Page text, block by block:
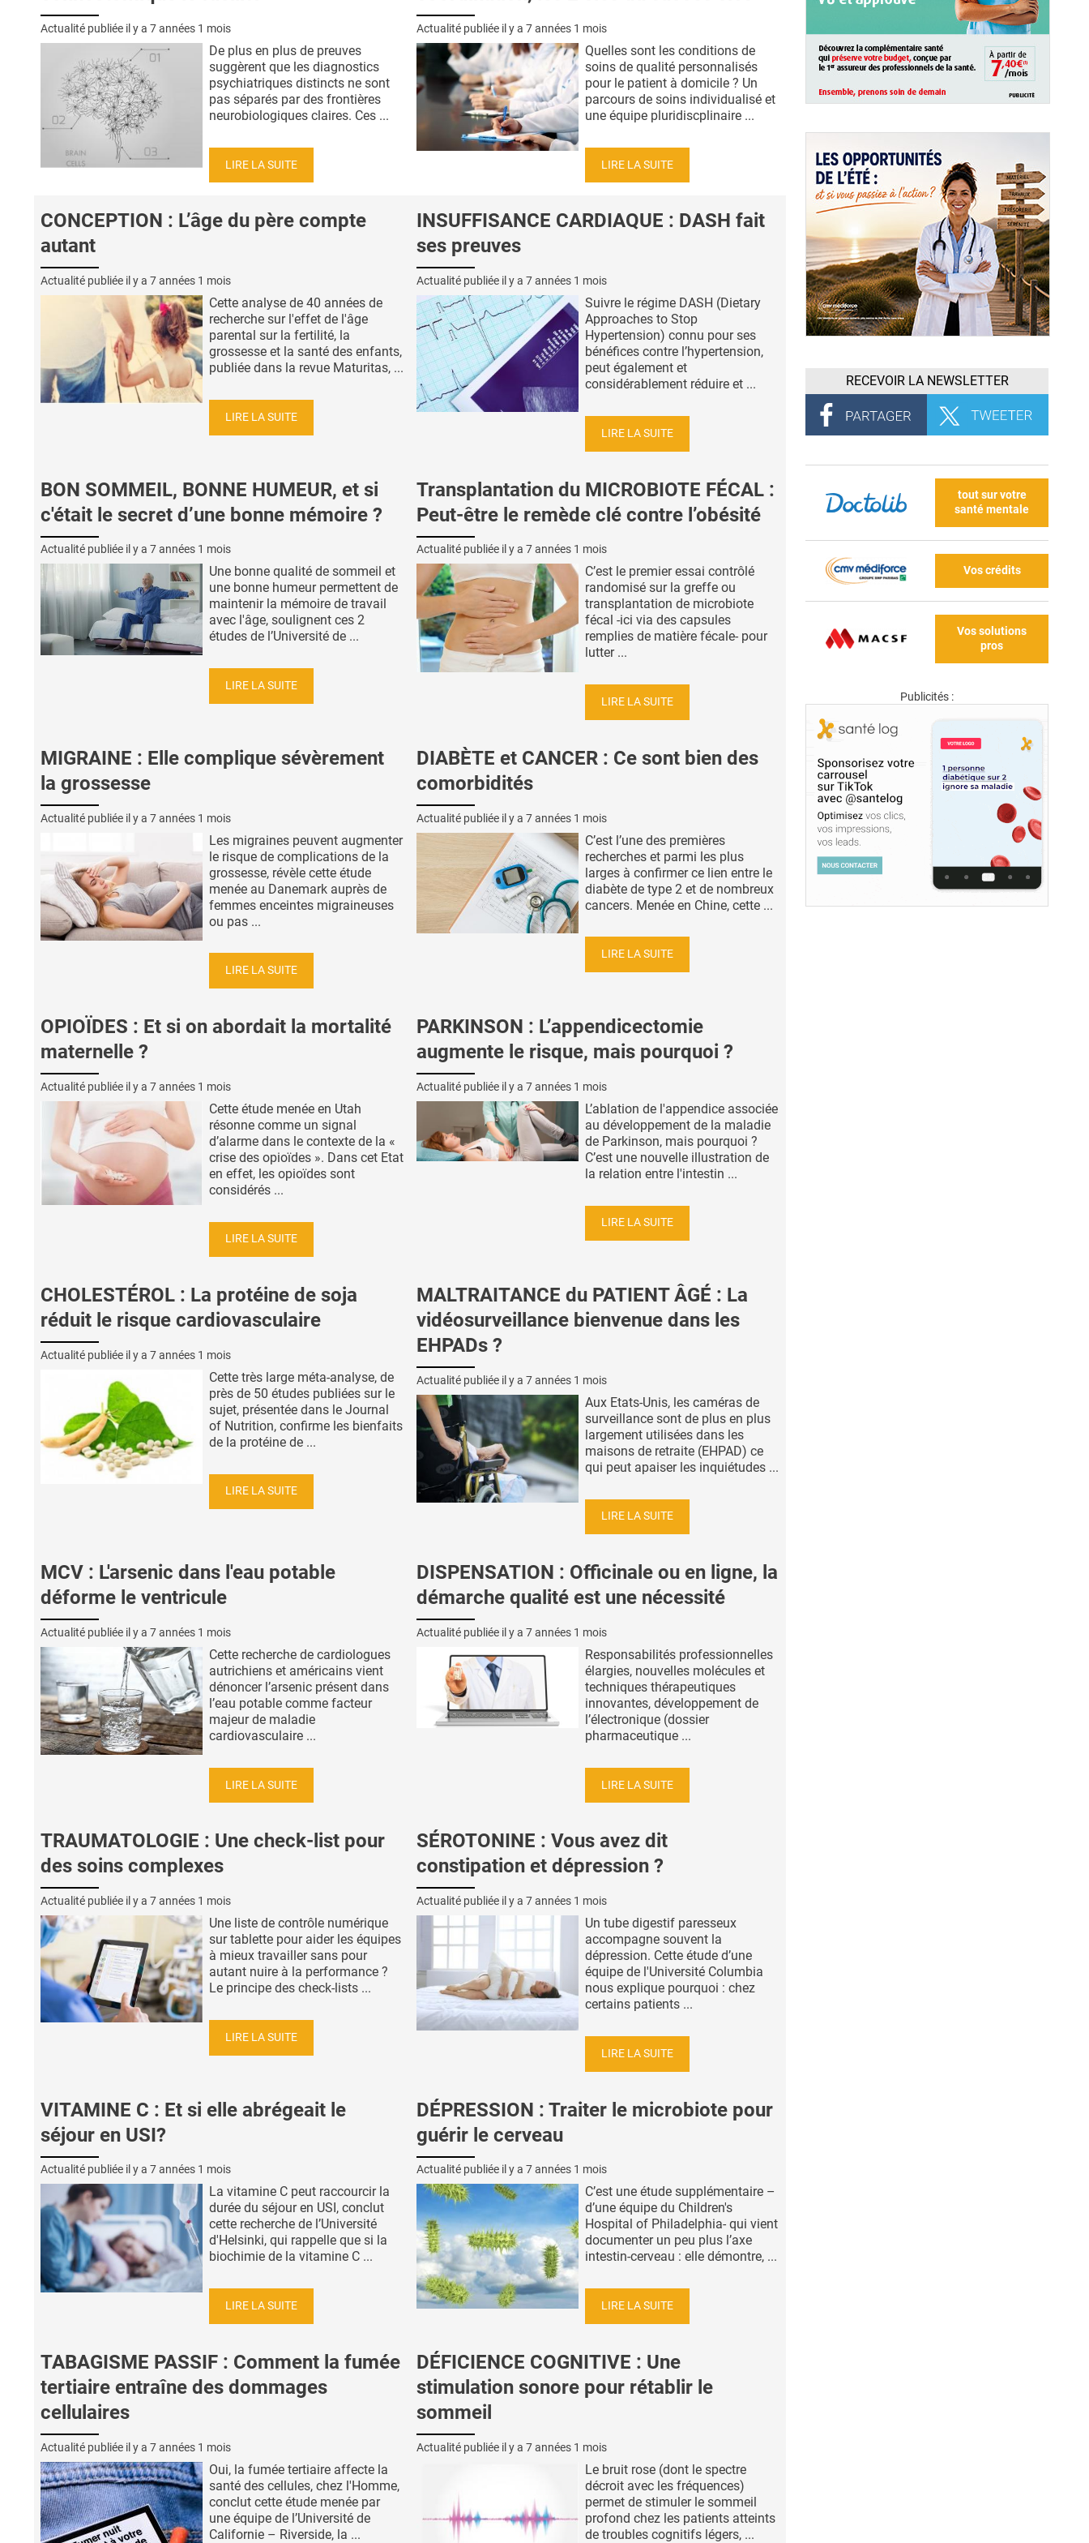
Actualité publiée il y a 7 années 1 mois
De plus en plus de preuves
suggèrent que les diagnostics
psychiatriques distincts ne sont
pas séparés par des frontières
neurobiologiques claires. Ces ...
LIRE LA SUITE
Actualité publiée il y a 7 années 1 mois
Quelles sont les conditions de
soins de qualité personnalisés
pour le patient à domicile ? Un
parcours de soins individualisé et
une équipe pluridiscplinaire ...
LIRE LA SUITE
CONCEPTION : L’âge du père compte
autant
Actualité publiée il y a 7 années 1 mois
Cette analyse de 40 années de
recherche sur l'effet de l'âge
parental sur la fertilité, la
grossesse et la santé des enfants,
publiée dans la revue Maturitas, ...
LIRE LA SUITE
INSUFFISANCE CARDIAQUE : DASH fait
ses preuves
Actualité publiée il y a 7 années 1 mois
Suivre le régime DASH (Dietary
Approaches to Stop
Hypertension) connu pour ses
bénéfices contre l’hypertension,
peut également et
considérablement réduire et ...
LIRE LA SUITE
BON SOMMEIL, BONNE HUMEUR, et si
c'était le secret d’une bonne mémoire ?
Actualité publiée il y a 7 années 1 mois
Une bonne qualité de sommeil et
une bonne humeur permettent de
maintenir la mémoire de travail
avec l'âge, soulignent ces 2
études de l’Université de ...
LIRE LA SUITE
Transplantation du MICROBIOTE FÉCAL :
Peut-être le remède clé contre l’obésité
Actualité publiée il y a 7 années 1 mois
C’est le premier essai contrôlé
randomisé sur la greffe ou
transplantation de microbiote
fécal -ici via des capsules
remplies de matière fécale- pour
lutter ...
LIRE LA SUITE
MIGRAINE : Elle complique sévèrement
la grossesse
Actualité publiée il y a 7 années 1 mois
Les migraines peuvent augmenter
le risque de complications de la
grossesse, révèle cette étude
menée au Danemark auprès de
femmes enceintes migraineuses
ou pas ...
LIRE LA SUITE
DIABÈTE et CANCER : Ce sont bien des
comorbidités
Actualité publiée il y a 7 années 1 mois
C’est l’une des premières
recherches et parmi les plus
larges à confirmer ce lien entre le
diabète de type 2 et de nombreux
cancers. Menée en Chine, cette ...
LIRE LA SUITE
OPIOÏDES : Et si on abordait la mortalité
maternelle ?
Actualité publiée il y a 7 années 1 mois
Cette étude menée en Utah
résonne comme un signal
d’alarme dans le contexte de la «
crise des opioïdes ». Dans cet Etat
en effet, les opioïdes sont
considérés ...
LIRE LA SUITE
PARKINSON : L’appendicectomie
augmente le risque, mais pourquoi ?
Actualité publiée il y a 7 années 1 mois
L’ablation de l'appendice associée
au développement de la maladie
de Parkinson, mais pourquoi ?
C’est une nouvelle illustration de
la relation entre l'intestin ...
LIRE LA SUITE
CHOLESTÉROL : La protéine de soja
réduit le risque cardiovasculaire
Actualité publiée il y a 7 années 1 mois
Cette très large méta-analyse, de
près de 50 études publiées sur le
sujet, présentée dans le Journal
of Nutrition, confirme les bienfaits
de la protéine de ...
LIRE LA SUITE
MALTRAITANCE du PATIENT ÂGÉ : La
vidéosurveillance bienvenue dans les
EHPADs ?
Actualité publiée il y a 7 années 1 mois
Aux Etats-Unis, les caméras de
surveillance sont de plus en plus
largement utilisées dans les
maisons de retraite (EHPAD) ce
qui peut apaiser les inquiétudes ...
LIRE LA SUITE
MCV : L'arsenic dans l'eau potable
déforme le ventricule
Actualité publiée il y a 7 années 1 mois
Cette recherche de cardiologues
autrichiens et américains vient
dénoncer l’arsenic présent dans
l’eau potable comme facteur
majeur de maladie
cardiovasculaire ...
LIRE LA SUITE
DISPENSATION : Officinale ou en ligne, la
démarche qualité est une nécessité
Actualité publiée il y a 7 années 1 mois
Responsabilités professionnelles
élargies, nouvelles molécules et
techniques thérapeutiques
innovantes, développement de
l’électronique (dossier
pharmaceutique ...
LIRE LA SUITE
TRAUMATOLOGIE : Une check-list pour
des soins complexes
Actualité publiée il y a 7 années 1 mois
Une liste de contrôle numérique
sur tablette pour aider les équipes
à mieux travailler sans pour
autant nuire à la performance ?
Le principe des check-lists ...
LIRE LA SUITE
SÉROTONINE : Vous avez dit
constipation et dépression ?
Actualité publiée il y a 7 années 1 mois
Un tube digestif paresseux
accompagne souvent la
dépression. Cette étude d’une
équipe de l'Université Columbia
nous explique pourquoi : chez
certains patients ...
LIRE LA SUITE
VITAMINE C : Et si elle abrégeait le
séjour en USI?
Actualité publiée il y a 7 années 1 mois
La vitamine C peut raccourcir la
durée du séjour en USI, conclut
cette recherche de l’Université
d'Helsinki, qui rappelle que si la
biochimie de la vitamine C ...
LIRE LA SUITE
DÉPRESSION : Traiter le microbiote pour
guérir le cerveau
Actualité publiée il y a 7 années 1 mois
C’est une étude supplémentaire –
d’une équipe du Children's
Hospital of Philadelphia- qui vient
documenter un peu plus l’axe
intestin-cerveau : elle démontre, ...
LIRE LA SUITE
TABAGISME PASSIF : Comment la fumée
tertiaire entraîne des dommages
cellulaires
Actualité publiée il y a 7 années 1 mois
Oui, la fumée tertiaire affecte la
santé des cellules, chez l'Homme,
conclut cette étude menée par
une équipe de l’Université de
Californie – Riverside, la ...
DÉFICIENCE COGNITIVE : Une
stimulation sonore pour rétablir le
sommeil
Actualité publiée il y a 7 années 1 mois
Le bruit rose (dont le spectre
décroit avec les fréquences)
permet de stimuler le sommeil
profond chez les patients atteints
de troubles cognitifs légers, ...
RECEVOIR LA NEWSLETTER
tout sur votre
santé mentale
Vos crédits
Vos solutions
pros
Publicités :